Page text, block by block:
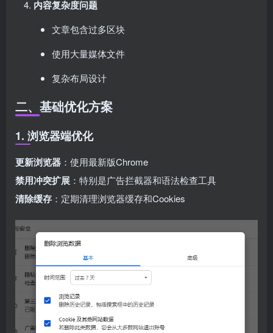
内容复杂度问题
文章包含过多区块
使用大量媒体文件
复杂布局设计
二、基础优化方案
1. 浏览器端优化
更新浏览器 ：使用最新版Chrome
禁用冲突扩展 ：特别是广告拦截器和语法检查工具
清除缓存 ：定期清理浏览器缓存和Cookies